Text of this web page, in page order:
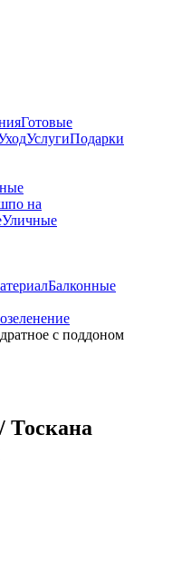
Готовые
УслугиПодарки
на
Уличные
Балконные
с поддоном
Тоскана